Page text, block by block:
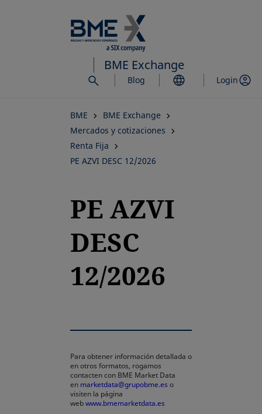
al
contenido
principal
BME Exchange
Blog Login
BME
BME Exchange
Mercados y cotizaciones
Renta Fija
PE AZVI DESC 12/2026
PE AZVI
DESC
12/2026
Para obtener información detallada o
en otros formatos, rogamos
contacten con BME Market Data
en marketdata@grupobme.es o
visiten la página
webwww.bmemarketdata.es